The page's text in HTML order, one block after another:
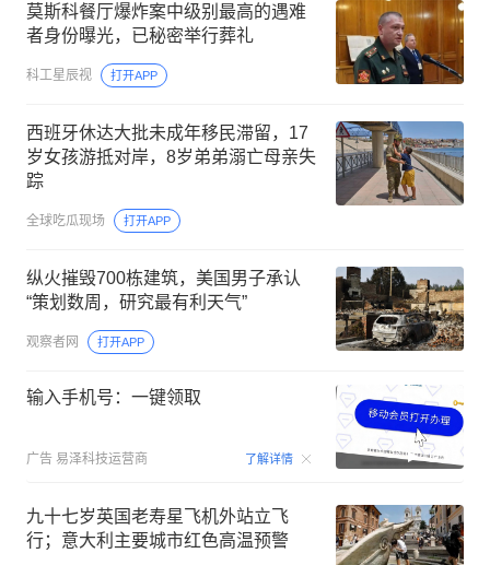
莫斯科餐厅爆炸案中级别最高的遇难
者身份曝光，已秘密举行葬礼
科工星辰视 打开APP
西班牙休达大批未成年移民滞留，17
岁女孩游抵对岸，8岁弟弟溺亡母亲失
踪
全球吃瓜现场 打开APP
纵火摧毁700栋建筑，美国男子承认
“策划数周，研究最有利天气”
观察者网 打开APP
输入手机号：一键领取
广告 易泽科技运营商 了解详情 00:15
九十七岁英国老寿星飞机外站立飞
行；意大利主要城市红色高温预警